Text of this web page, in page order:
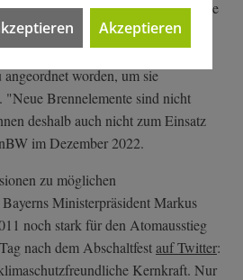
der Ampelregierung habe
stark beeinträchtigt. Für den
bis zum 15. April seien die
worden, um sie
"Neue Brennelemente sind nicht
deshalb auch nicht zum Einsatz
im Dezember 2022.
zu möglichen
Ministerpräsident Markus
noch stark für den Atomausstieg
nach dem Abschaltfestauf Twitter:
Kernkraft. Nur
Akzeptieren